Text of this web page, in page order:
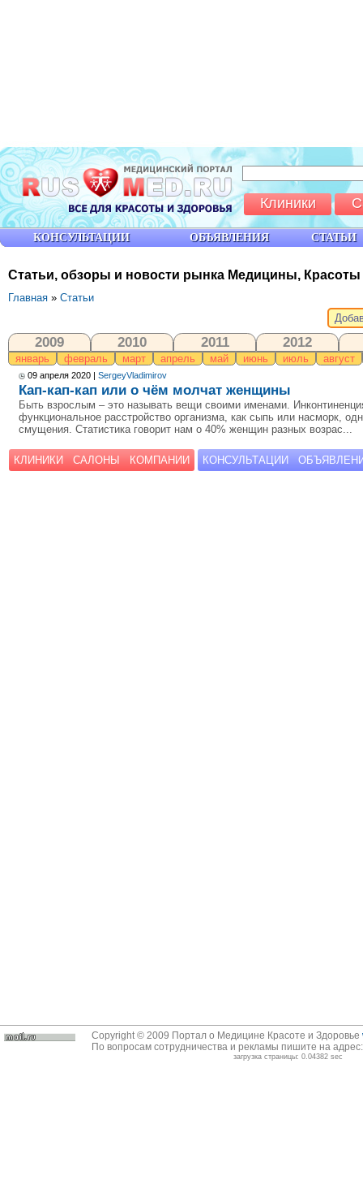
Статьи, обзоры и новости рынка Медицины,
Главная » Статьи
2009 2010 2011 2012
январь февраль март апрель май июнь июль август
09 апреля 2020 | SergeyVladimirov
Кап-кап-кап или о чём молчат женщины
Быть взрослым – это называть вещи своими именами.
функциональное расстройство организма, как сыпь или насморк,
смущения. Статистика говорит нам о 40% женщин разных возрас...
КЛИНИКИ САЛОНЫ КОМПАНИИ КОНСУЛЬТАЦИИ
КОНСУЛЬТАЦИИ ОБЪЯВЛЕНИЯ СТАТЬИ
Клиники
Copyright © 2009 Портал о Медицине Красоте и Здоровье
По вопросам сотрудничества и рекламы пишите на
загрузка страницы: 0.04382 sec